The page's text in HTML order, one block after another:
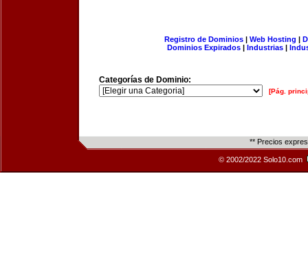
Registro de Dominios| Web Hosting |
Dominios Expirados | Industrias |
Categorías de Dominio:
[Pág.
** Precios
© 2002/2022 Solo10.com